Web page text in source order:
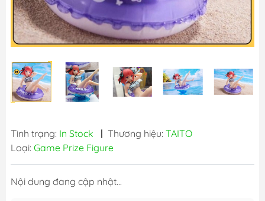
Tình trạng: In Stock | Thương hiệu: TAITO
Loại: Game Prize Figure
Nội dung đang cập nhật...